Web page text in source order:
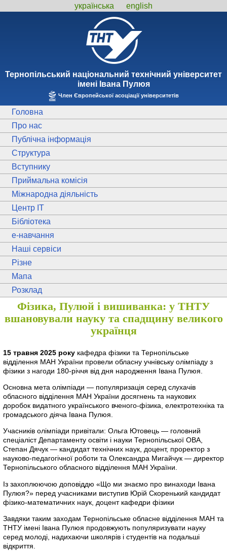
українська english
Тернопiльський національний технiчний унiверситет
iменi Iвана Пулюя
Член Європейської асоціації університетів
Головна
Про нас
Публічна інформація
Структура
Вступнику
Приймальна комісія
Міжнародна діяльність
Центр ІТ
Бібліотека
e-навчання
Наші сервіси
Різне
Мапа
Розклад
Фізика, Пулюй і вишиванка: у ТНТУ
вшановували науку та спадщину великого
українця
15 травня 2025 року кафедра фізики та Тернопільське
відділення МАН України провели обласну учнівську олімпіаду з
фізики з нагоди 180-річчя від дня народження Івана Пулюя.
Основна мета олімпіади — популяризація серед слухачів
обласного відділення МАН України досягнень та наукових
доробок видатного українського вченого-фізика, електротехніка та
громадського діяча Івана Пулюя.
Учасників олімпіади привітали: Ольга Ютовець — головний
спеціаліст Департаменту освіти і науки Тернопільської ОВА,
Степан Дячук — кандидат технічних наук, доцент, проректор з
науково-педагогічної роботи та Олександра Мигайчук — директор
Тернопільського обласного відділення МАН України.
Із захоплюючою доповіддю «Що ми знаємо про винаходи Івана
Пулюя?» перед учасниками виступив Юрій Скоренький кандидат
фізико-математичних наук, доцент кафедри фізики
Завдяки таким заходам Тернопільське обласне відділення МАН та
ТНТУ імені Івана Пулюя продовжують популяризувати науку
серед молоді, надихаючи школярів і студентів на подальші
відкриття.